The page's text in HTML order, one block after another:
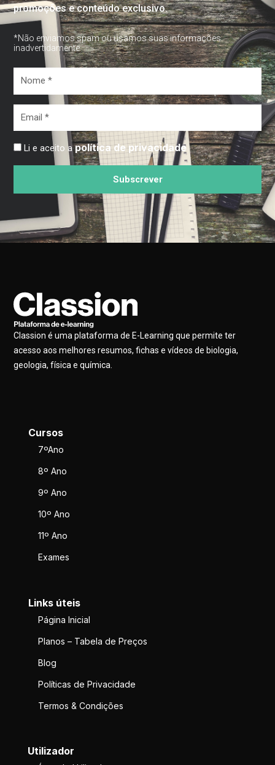
promoções e conteúdo exclusivo.
*Não enviamos spam ou usamos suas informações
inadvertidamente
Li e aceito apolítica de privacidade
Subscrever
Classion é uma plataforma de E-Learning que permite ter
acesso aos melhores resumos, fichas e vídeos de biologia,
geologia, física e química.
Cursos
7ºAno
8º Ano
9º Ano
10º Ano
11º Ano
Exames
Links úteis
Página Inicial
Planos – Tabela de Preços
Blog
Políticas de Privacidade
Termos & Condições
Utilizador